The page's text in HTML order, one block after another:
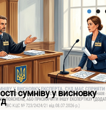
сумніву у висновку